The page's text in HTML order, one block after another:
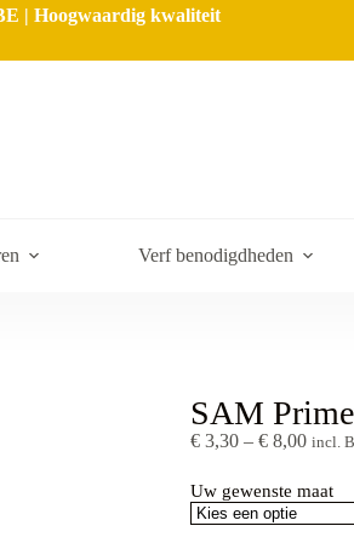
| Hoogwaardig kwaliteit
Verf benodigdheden
SAM
€ 3,30 – € 8,00 incl.
Uw gewenste maat